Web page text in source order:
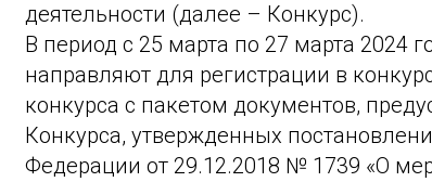
деятельности (далее – Конкурс).
В период с 25 марта по 27 марта 2024
направляют для регистрации в
конкурса с пакетом документов,
Конкурса, утвержденных
Федерации от 29.12.2018 № 1739 «О